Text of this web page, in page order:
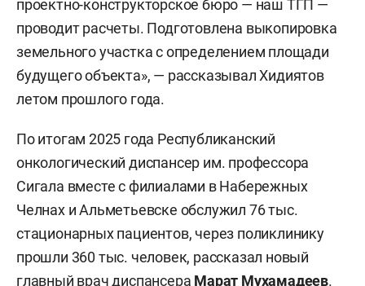
проектно-конструкторское бюро — наш ТГП —
проводит расчеты. Подготовлена выкопировка
земельного участка с определением площади
будущего объекта», — рассказывал Хидиятов
летом прошлого года.
По итогам 2025 года Республиканский
онкологический диспансер им. профессора
Сигала вместе с филиалами в Набережных
Челнах и Альметьевске обслужил 76 тыс.
стационарных пациентов, через поликлинику
прошли 360 тыс. человек, рассказал новый
главный врач диспансера Марат Мухамадеев.